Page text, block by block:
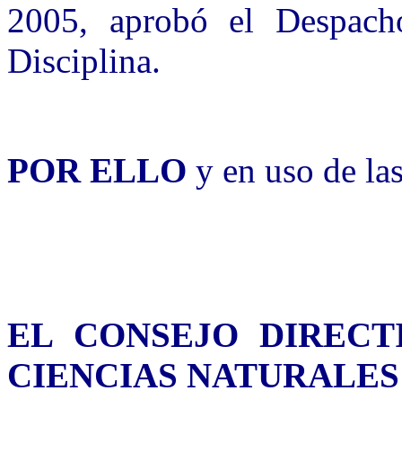
2005, aprobó el
Disciplina.
POR ELLO y en uso de
EL CONSEJO
CIENCIAS NATURALES